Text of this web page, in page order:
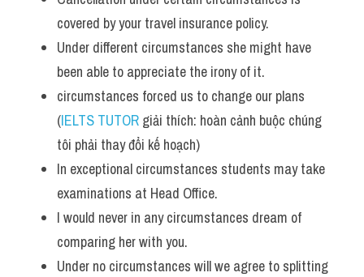
covered by your travel insurance policy.
Under different circumstances she might have
been able to appreciate the irony of it.
circumstances forced us to change our plans
(IELTS TUTOR giải thích: hoàn cảnh buộc chúng
tôi phải thay đổi kế hoạch)
In exceptional circumstances students may take
examinations at Head Office.
I would never in any circumstances dream of
comparing her with you.
Under no circumstances will we agree to splitting